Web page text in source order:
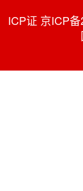
ICP证 京ICP